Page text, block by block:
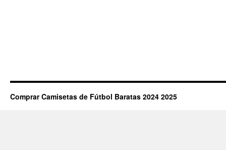
Comprar Camisetas de Fútbol Baratas 2024 2025